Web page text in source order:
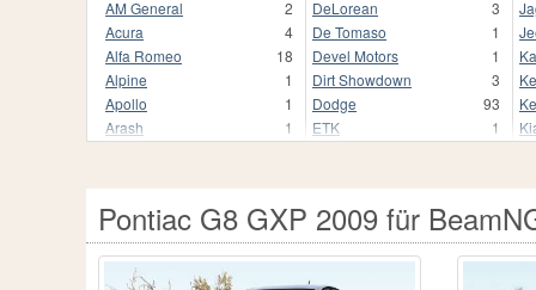
AM General
2
Acura
4
Alfa Romeo
18
Alpine
1
Apollo
1
Arash
1
Aurus
3
Autozam
1
BAC
DeLorean
3
De Tomaso
1
Devel Motors
1
Dirt Showdown
3
Dodge
93
ETK
1
Fisker
2
FlatOut
5
Pontiac G8 GXP 2009 für